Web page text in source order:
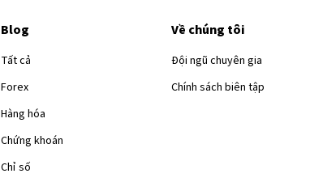
Blog
Tất cả
Forex
Hàng hóa
Chứng khoán
Chỉ số
Về chúng tôi
Đội ngũ chuyên gia
Chính sách biên tập